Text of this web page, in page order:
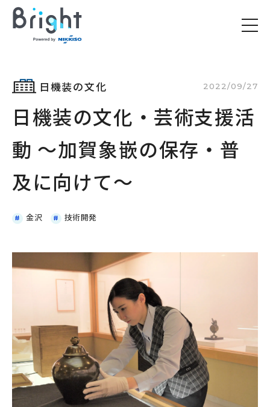
日機装の文化 2022/09/27
日機装の文化・芸術支援活
動 〜加賀象嵌の保存・普
及に向けて〜
金沢 技術開発